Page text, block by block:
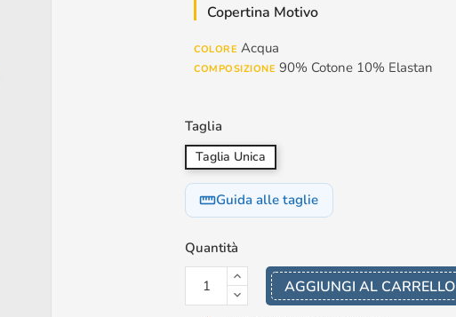
Copertina Motivo
COLORE Acqua
COMPOSIZIONE 90% Cotone 10% Elastan
Taglia
Taglia Unica
straightenGuida alle taglie
Quantità
AGGIUNGI AL CARRELLO